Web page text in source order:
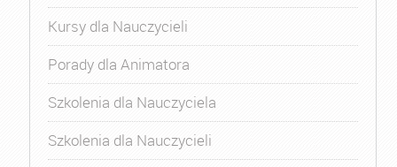
Kursy dla Nauczycieli
Porady dla Animatora
Szkolenia dla Nauczyciela
Szkolenia dla Nauczycieli